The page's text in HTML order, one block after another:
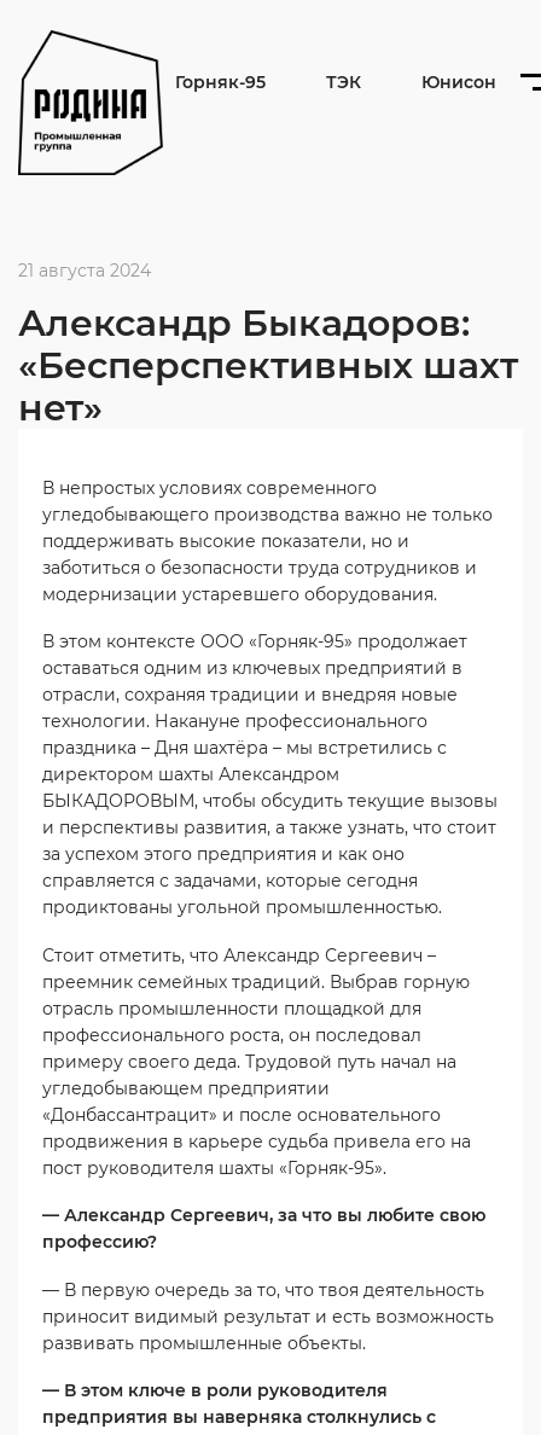
Горняк-95 ТЭК Юнисон
21 августа 2024
Александр Быкадоров:
«Бесперспективных шахт
нет»
В непростых условиях современного
угледобывающего производства важно не только
поддерживать высокие показатели, но и
заботиться о безопасности труда сотрудников и
модернизации устаревшего оборудования.
В этом контексте ООО «Горняк-95» продолжает
оставаться одним из ключевых предприятий в
отрасли, сохраняя традиции и внедряя новые
технологии. Накануне профессионального
праздника – Дня шахтёра – мы встретились с
директором шахты Александром
БЫКАДОРОВЫМ, чтобы обсудить текущие вызовы
и перспективы развития, а также узнать, что стоит
за успехом этого предприятия и как оно
справляется с задачами, которые сегодня
продиктованы угольной промышленностью.
Стоит отметить, что Александр Сергеевич –
преемник семейных традиций. Выбрав горную
отрасль промышленности площадкой для
профессионального роста, он последовал
примеру своего деда. Трудовой путь начал на
угледобывающем предприятии
«Донбассантрацит» и после основательного
продвижения в карьере судьба привела его на
пост руководителя шахты «Горняк-95».
— Александр Сергеевич, за что вы любите свою
профессию?
— В первую очередь за то, что твоя деятельность
приносит видимый результат и есть возможность
развивать промышленные объекты.
— В этом ключе в роли руководителя
предприятия вы наверняка столкнулись с